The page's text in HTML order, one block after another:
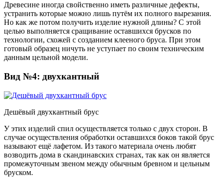
Древесине иногда свойственно иметь различные дефекты,
устранить которые можно лишь путём их полного вырезания.
Но как же потом получить изделие нужной длины? С этой
целью выполняется сращивание оставшихся брусков по
технологии, схожей с созданием клееного бруса. При этом
готовый образец ничуть не уступает по своим техническим
данным цельной модели.
Вид №4: двухкантный
Дешёвый двухкантный брус
У этих изделий спил осуществляется только с двух сторон. В
случае осуществления обработки оставшихся боков такой брус
называют ещё лафетом. Из такого материала очень любят
возводить дома в скандинавских странах, так как он является
промежуточным звеном между обычным бревном и цельным
бруском.